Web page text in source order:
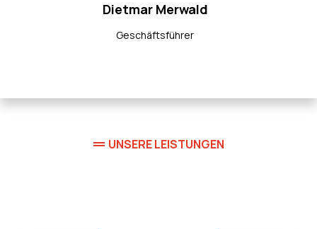
Dietmar Merwald
Geschäftsführer
UNSERE LEISTUNGEN